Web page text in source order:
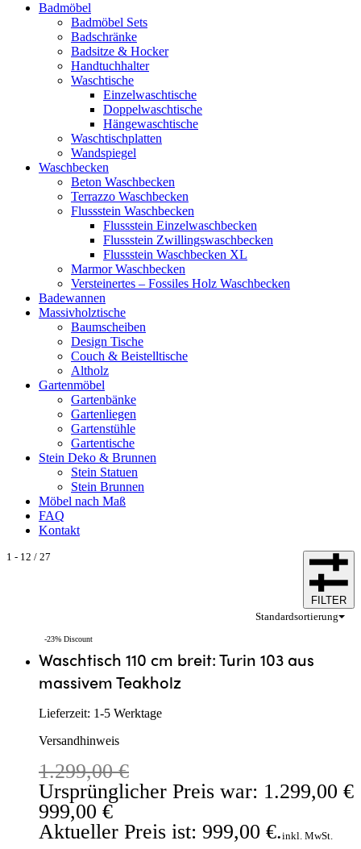
Badmöbel
Badmöbel Sets
Badschränke
Badsitze & Hocker
Handtuchhalter
Waschtische
Einzelwaschtische
Doppelwaschtische
Hängewaschtische
Waschtischplatten
Wandspiegel
Waschbecken
Beton Waschbecken
Terrazzo Waschbecken
Flussstein Waschbecken
Flussstein Einzelwaschbecken
Flussstein Zwillingswaschbecken
Flussstein Waschbecken XL
Marmor Waschbecken
Versteinertes – Fossiles Holz Waschbecken
Badewannen
Massivholztische
Baumscheiben
Design Tische
Couch & Beistelltische
Altholz
Gartenmöbel
Gartenbänke
Gartenliegen
Gartenstühle
Gartentische
Stein Deko & Brunnen
Stein Statuen
Stein Brunnen
Möbel nach Maß
FAQ
Kontakt
1 - 12 / 27
Standardsortierung
FILTER
-23% Discount
Waschtisch 110 cm breit: Turin 103 aus
massivem Teakholz
Lieferzeit: 1-5 Werktage
Versandhinweis
1.299,00€
Ursprünglicher Preis war: 1.299,00 €
999,00 €
Aktueller Preis ist: 999,00 €.inkl. MwSt.